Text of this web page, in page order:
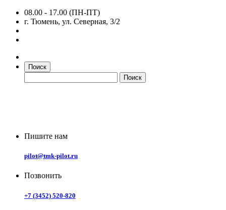
08.00 - 17.00 (ПН-ПТ)
г. Тюмень, ул. Северная, 3/2
Поиск
Пишите нам
pilot@tmk-pilot.ru
Позвонить
+7 (3452) 520-820